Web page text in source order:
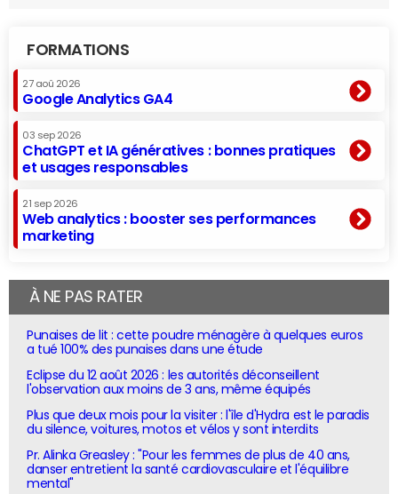
FORMATIONS
27 aoû 2026
Google Analytics GA4
03 sep 2026
ChatGPT et IA génératives : bonnes pratiques
et usages responsables
21 sep 2026
Web analytics : booster ses performances
marketing
À NE PAS RATER
Punaises de lit : cette poudre ménagère à quelques euros
a tué 100% des punaises dans une étude
Eclipse du 12 août 2026 : les autorités déconseillent
l'observation aux moins de 3 ans, même équipés
Plus que deux mois pour la visiter : l'île d'Hydra est le paradis
du silence, voitures, motos et vélos y sont interdits
Pr. Alinka Greasley : "Pour les femmes de plus de 40 ans,
danser entretient la santé cardiovasculaire et l'équilibre
mental"